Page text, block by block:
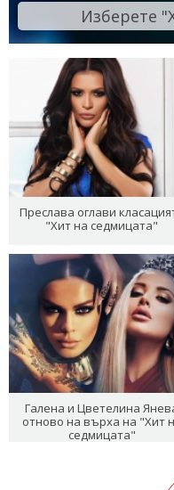
Изберете
Преслава оглави
"Хит на седмицата"
Галена и Цветелина
отново на върха на "Хит
седмицата"